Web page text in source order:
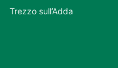
Trezzo sull’Adda